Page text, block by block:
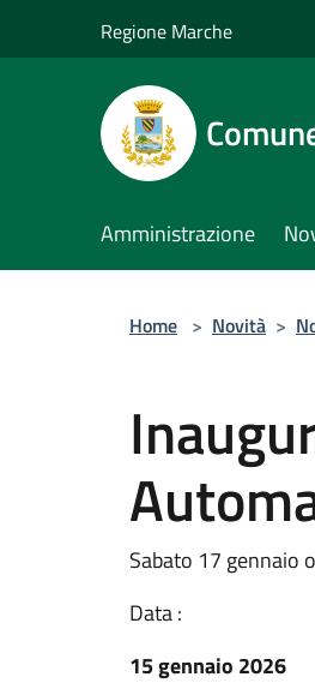
Regione Marche
Amministrazione
Home > Novità >
Sabato 17 gennaio
Data :
15 gennaio 2026